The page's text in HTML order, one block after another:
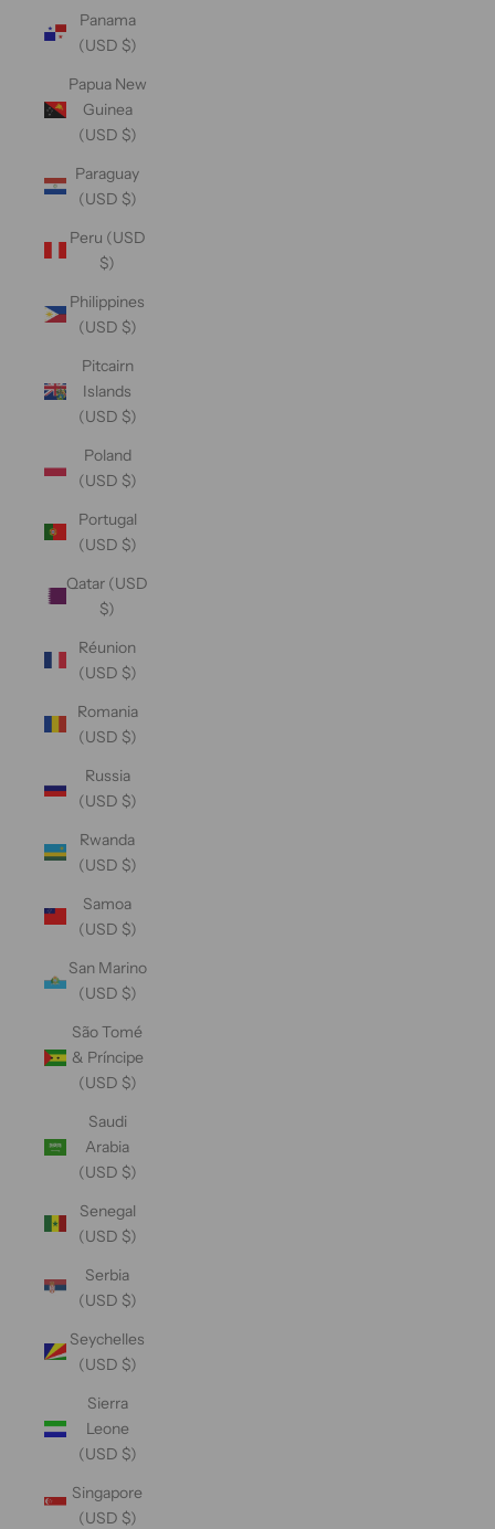
Panama
(USD $)
Papua New
Guinea
(USD $)
Paraguay
(USD $)
Peru (USD
$)
Philippines
(USD $)
Pitcairn
Islands
(USD $)
Poland
(USD $)
Portugal
(USD $)
Qatar (USD
$)
Réunion
(USD $)
Romania
(USD $)
Russia
(USD $)
Rwanda
(USD $)
Samoa
(USD $)
San Marino
(USD $)
São Tomé
& Príncipe
(USD $)
Saudi
Arabia
(USD $)
Senegal
(USD $)
Serbia
(USD $)
Seychelles
(USD $)
Sierra
Leone
(USD $)
Singapore
(USD $)